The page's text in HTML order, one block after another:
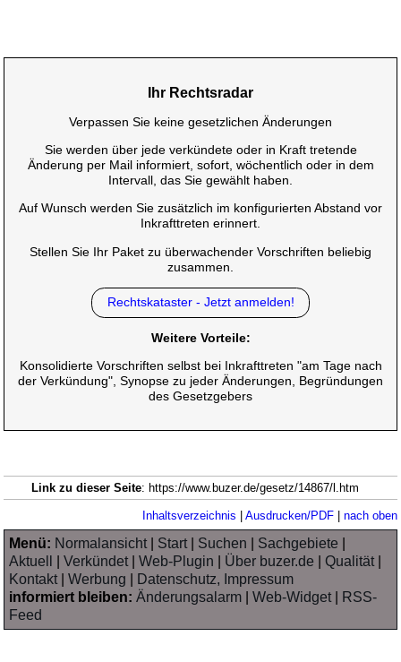
Ihr Rechtsradar
Verpassen Sie keine gesetzlichen Änderungen
Sie werden über jede verkündete oder in Kraft tretende
Änderung per Mail informiert, sofort, wöchentlich oder in dem
Intervall, das Sie gewählt haben.
Auf Wunsch werden Sie zusätzlich im konfigurierten Abstand vor
Inkrafttreten erinnert.
Stellen Sie Ihr Paket zu überwachender Vorschriften beliebig
zusammen.
Rechtskataster - Jetzt anmelden!
Weitere Vorteile:
Konsolidierte Vorschriften selbst bei Inkrafttreten "am Tage nach
der Verkündung", Synopse zu jeder Änderungen, Begründungen
des Gesetzgebers
Link zu dieser Seite: https://www.buzer.de/gesetz/14867/l.htm
Inhaltsverzeichnis Ausdrucken/PDF| nach oben
Menü: Normalansicht| Start| Suchen Sachgebiete
Aktuell
|Verkündet|Web-Plugin Über buzer.de |Qualität|
Kontakt|Werbung
Datenschutz, Impressum
informiert bleiben: Änderungsalarm |Web-Widget|
RSS-
Feed